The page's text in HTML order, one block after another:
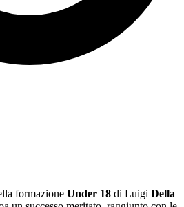
formazione Under 18 di Luigi Della